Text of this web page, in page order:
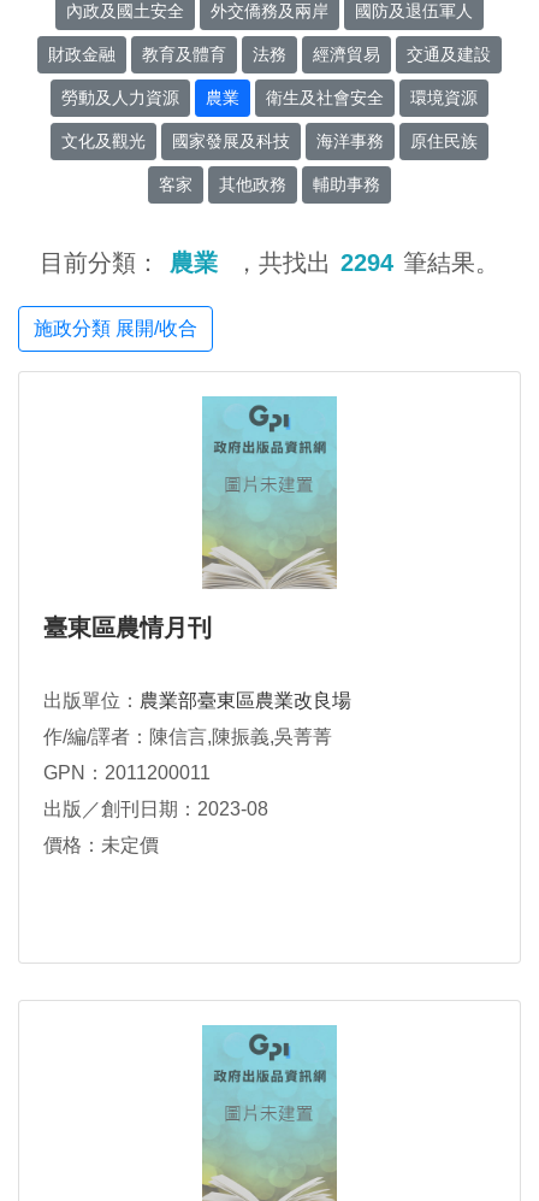
內政及國土安全 外交僑務及兩岸 國防及退伍軍人
財政金融 教育及體育 法務 經濟貿易 交通及建設
勞動及人力資源 農業 衛生及社會安全 環境資源
文化及觀光 國家發展及科技 海洋事務 原住民族
客家 其他政務 輔助事務
目前分類： 農業 ，共找出 2294 筆結果。
施政分類 展開/收合
臺東區農情月刊
出版單位： 農業部臺東區農業改良場
作/編/譯者：陳信言,陳振義,吳菁菁
GPN：2011200011
出版／創刊日期：2023-08
價格：未定價